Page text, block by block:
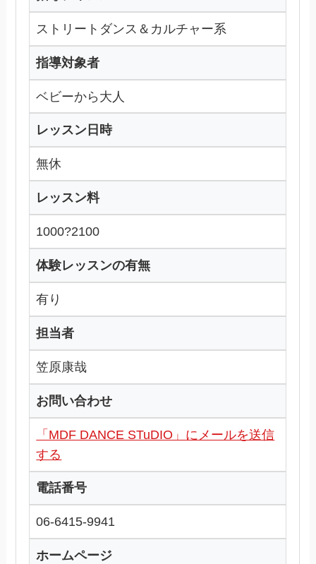
ストリートダンス＆カルチャー系
指導対象者
ベビーから大人
レッスン日時
無休
レッスン料
1000?2100
体験レッスンの有無
有り
担当者
笠原康哉
お問い合わせ
「MDF DANCE STuDIO」にメールを送信
する
電話番号
06-6415-9941
ホームページ